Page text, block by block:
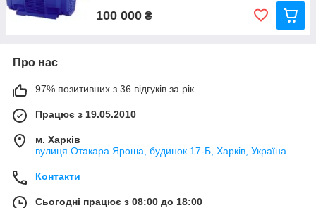
100 000 ₴
Про нас
97% позитивних з 36 відгуків за рік
Працює з 19.05.2010
м. Харків
вулиця Отакара Яроша, будинок 17-Б, Харків, Україна
Контакти
Сьогодні працює з 08:00 до 18:00